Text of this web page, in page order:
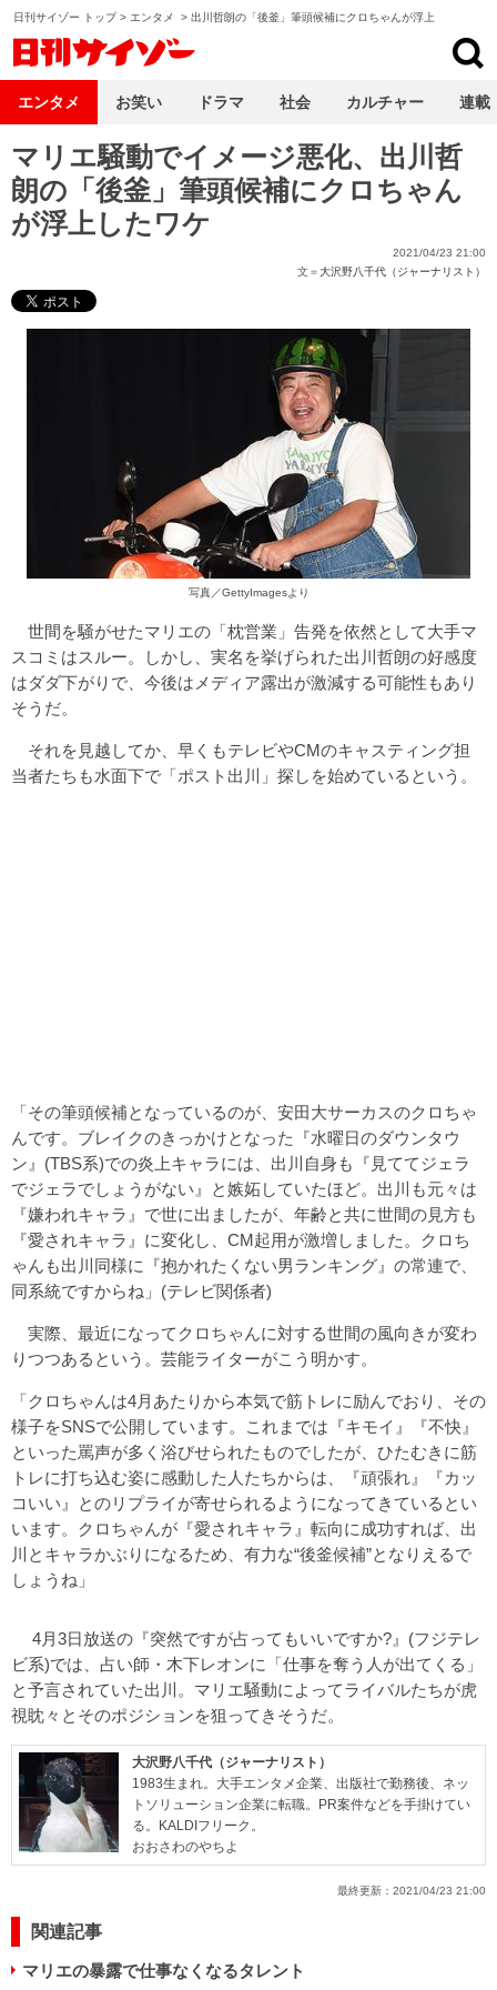
日刊サイゾー トップ> エンタメ > 出川哲朗の「後釜」筆頭候補にクロちゃんが浮上
マリエ騒動でイメージ悪化、出川哲
朗の「後釜」筆頭候補にクロちゃん
が浮上したワケ
2021/04/23 21:00
文＝大沢野八千代（ジャーナリスト）
写真／GettyImagesより
世間を騒がせたマリエの「枕営業」告発を依然として大手マ
スコミはスルー。しかし、実名を挙げられた出川哲朗の好感度
はダダ下がりで、今後はメディア露出が激減する可能性もあり
そうだ。
それを見越してか、早くもテレビやCMのキャスティング担
当者たちも水面下で「ポスト出川」探しを始めているという。
「その筆頭候補となっているのが、安田大サーカスのクロちゃ
んです。ブレイクのきっかけとなった『水曜日のダウンタウ
ン』(TBS系)での炎上キャラには、出川自身も『見ててジェラ
でジェラでしょうがない』と嫉妬していたほど。出川も元々は
『嫌われキャラ』で世に出ましたが、年齢と共に世間の見方も
『愛されキャラ』に変化し、CM起用が激増しました。クロち
ゃんも出川同様に『抱かれたくない男ランキング』の常連で、
同系統ですからね」(テレビ関係者)
実際、最近になってクロちゃんに対する世間の風向きが変わ
りつつあるという。芸能ライターがこう明かす。
「クロちゃんは4月あたりから本気で筋トレに励んでおり、その
様子をSNSで公開しています。これまでは『キモイ』『不快』
といった罵声が多く浴びせられたものでしたが、ひたむきに筋
トレに打ち込む姿に感動した人たちからは、『頑張れ』『カッ
コいい』とのリプライが寄せられるようになってきているとい
います。クロちゃんが『愛されキャラ』転向に成功すれば、出
川とキャラかぶりになるため、有力な“後釜候補”となりえるで
しょうね」
4月3日放送の『突然ですが占ってもいいですか?』(フジテレ
ビ系)では、占い師・木下レオンに「仕事を奪う人が出てくる」
と予言されていた出川。マリエ騒動によってライバルたちが虎
視眈々とそのポジションを狙ってきそうだ。
大沢野八千代（ジャーナリスト）
1983生まれ。大手エンタメ企業、出版社で勤務後、ネッ
トソリューション企業に転職。PR案件などを手掛けてい
る。KALDIフリーク。
おおさわのやちよ
最終更新： 2021/04/23 21:00
関連記事
マリエの暴露で仕事なくなるタレント
エンタメ お笑い ドラマ 社会 カルチャー 連載